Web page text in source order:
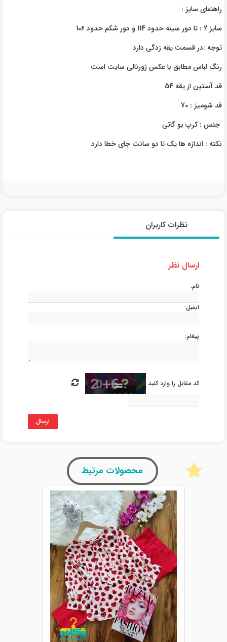
راهنمای سایز :
سایز 2 : تا دور سینه حدود 114 و دور شکم حدود 106
توجه :در قسمت یقه زدگی دارد
رنگ لباس مطابق با عکس ژورنالی سایت است
قد آستین از یقه 54
قد شومیز : 70
جنس : کرپ بو گاتی
نکته : اندازه ها یک تا دو سانت جای خطا دارد
نظرات کاربران
ارسال نظر
نام:
ایمیل:
پیغام:
کد مقابل را وارد کنید
ارسال
محصولات مرتبط